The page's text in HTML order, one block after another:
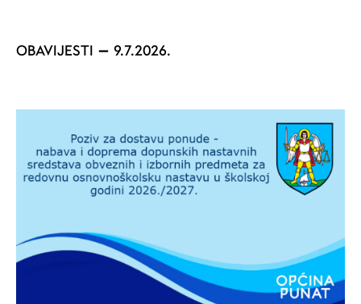
OBAVIJESTI 9.7.2026.